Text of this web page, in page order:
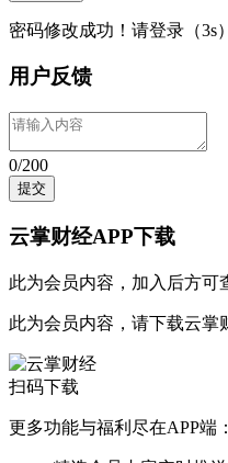
密码修改成功！请登录（3s）
用户反馈
0/200
提交
云掌财经APP下载
此为会员内容，加入后方可
此为会员内容，请下载云掌
扫码下载
更多功能与福利尽在APP端：